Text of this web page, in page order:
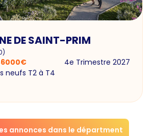
DE SAINT-PRIM
)
€
4e Trimestre 2027
neufs T2 à T4
annonces dans le départment